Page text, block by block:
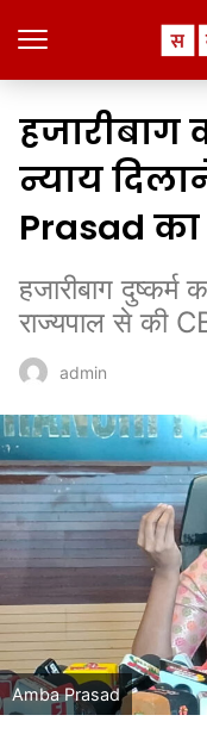
हजारीबाग
न्याय
Prasad
हजारीबाग
राज्यपाल से की
admin
Amba Prasad